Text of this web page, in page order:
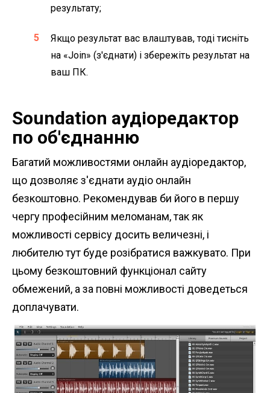
результату;
Якщо результат вас влаштував, тоді тисніть
на «Join» (з'єднати) і збережіть результат на
ваш ПК.
Soundation аудіоредактор
по об'єднанню
Багатий можливостями онлайн аудіоредактор,
що дозволяє з'єднати аудіо онлайн
безкоштовно. Рекомендував би його в першу
чергу професійним меломанам, так як
можливості сервісу досить величезні, і
любителю тут буде розібратися важкувато. При
цьому безкоштовний функціонал сайту
обмежений, а за повні можливості доведеться
доплачувати.